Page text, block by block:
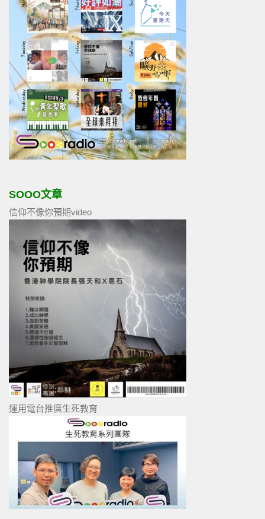
SOOO文章
信仰不像你預期video
運用電台推廣生死教育